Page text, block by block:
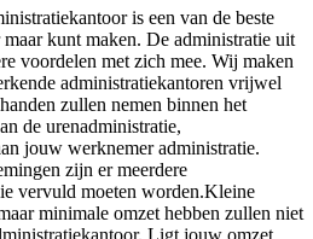
is een van de beste
kunt maken. De administratie uit
voordelen met zich mee. Wij maken
administratiekantoren vrijwel
zullen nemen binnen het
de urenadministratie,
jouw werknemer administratie.
zijn er meerdere
vervuld moeten worden.Kleine
minimale omzet hebben zullen niet
Ligt jouw omzet